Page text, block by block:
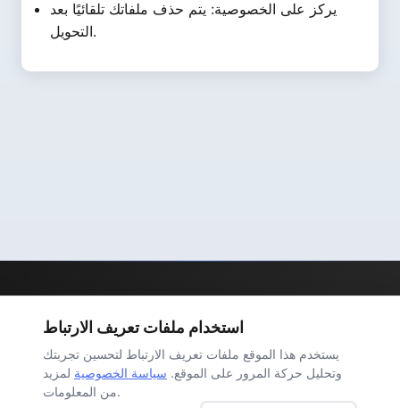
يركز على الخصوصية: يتم حذف ملفاتك تلقائيًا بعد
التحويل.
PDF2Word
الصفحة الرئيسيةحول اتصل بنا سياسة الخصوصية
شروط الخدمة
استخدام ملفات تعريف الارتباط
يستخدم هذا الموقع ملفات تعريف الارتباط لتحسين تجربتك
وتحليل حركة المرور على الموقع. سياسة الخصوصية لمزيد
من المعلومات.